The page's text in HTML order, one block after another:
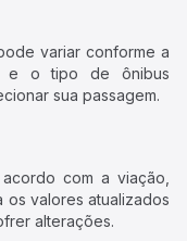
variar conforme a
e o tipo de ônibus
sua passagem.
com a viação,
valores atualizados
alterações.